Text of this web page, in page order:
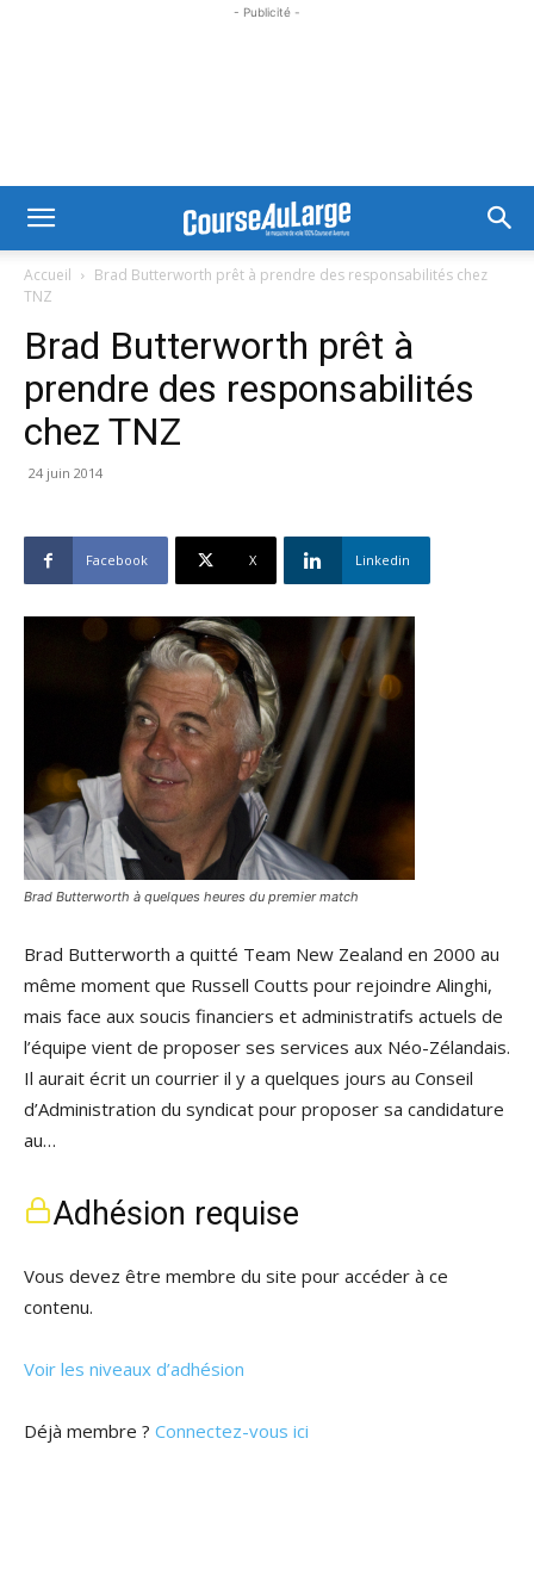
- Publicité -
Accueil
Brad Butterworth prêt à prendre des responsabilités chez
TNZ
Brad Butterworth prêt à
prendre des responsabilités
chez TNZ
24 juin 2014
Facebook X Linkedin
Brad Butterworth à quelques heures du premier match
Brad Butterworth a quitté Team New Zealand en 2000 au
même moment que Russell Coutts pour rejoindre Alinghi,
mais face aux soucis financiers et administratifs actuels de
l’équipe vient de proposer ses services aux Néo-Zélandais.
Il aurait écrit un courrier il y a quelques jours au Conseil
d’Administration du syndicat pour proposer sa candidature
au…
Adhésion requise
Vous devez être membre du site pour accéder à ce
contenu.
Voir les niveaux d’adhésion
Déjà membre ? Connectez-vous ici